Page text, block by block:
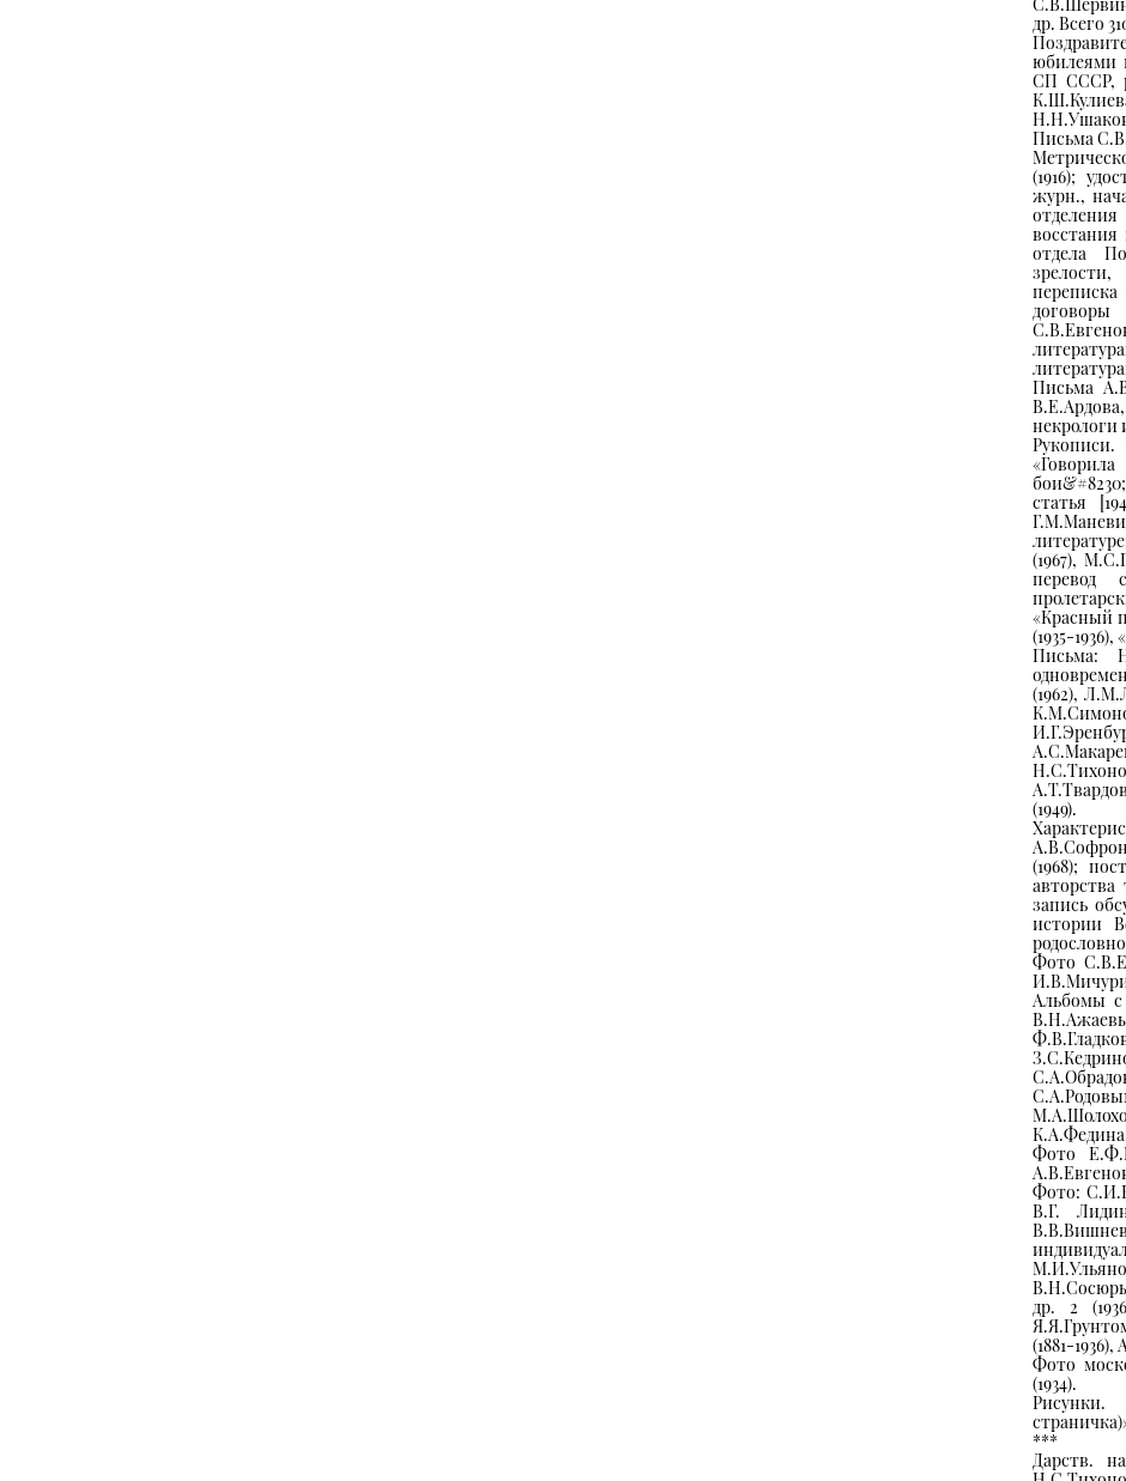
др. Всего
юбилеями
СП СССР,
Письма
(1916);
журн.,
восстания
отдела
договоры
Письма
некрологи
статья
(1967),
перевод
«Красный
(1935-
Письма:
(1962),
(1949).
(1968);
авторства
запись
истории
Фото
Альбомы
К.А.Федина,
Фото
Фото:
В.Г.
др. 2
(1881-
Фото
(1934).
Рисунки.
***
Дарств.